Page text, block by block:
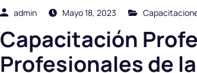
admin Mayo 18, 2023
Capacitación
Profesionales de